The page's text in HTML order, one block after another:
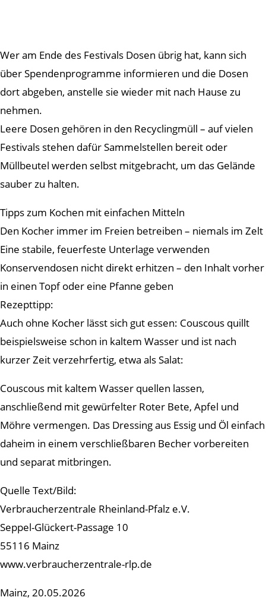
Wer am Ende des Festivals Dosen übrig hat, kann sich
über Spendenprogramme informieren und die Dosen
dort abgeben, anstelle sie wieder mit nach Hause zu
nehmen.
Leere Dosen gehören in den Recyclingmüll – auf vielen
Festivals stehen dafür Sammelstellen bereit oder
Müllbeutel werden selbst mitgebracht, um das Gelände
sauber zu halten.
Tipps zum Kochen mit einfachen Mitteln
Den Kocher immer im Freien betreiben – niemals im Zelt
Eine stabile, feuerfeste Unterlage verwenden
Konservendosen nicht direkt erhitzen – den Inhalt vorher
in einen Topf oder eine Pfanne geben
Rezepttipp:
Auch ohne Kocher lässt sich gut essen: Couscous quillt
beispielsweise schon in kaltem Wasser und ist nach
kurzer Zeit verzehrfertig, etwa als Salat:
Couscous mit kaltem Wasser quellen lassen,
anschließend mit gewürfelter Roter Bete, Apfel und
Möhre vermengen. Das Dressing aus Essig und Öl einfach
daheim in einem verschließbaren Becher vorbereiten
und separat mitbringen.
Quelle Text/Bild:
Verbraucherzentrale Rheinland-Pfalz e.V.
Seppel-Glückert-Passage 10
55116 Mainz
www.verbraucherzentrale-rlp.de
Mainz, 20.05.2026